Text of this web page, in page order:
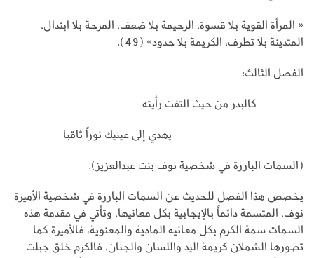
« المرأة القوية بلا قسوة، الرحيمة بلا ضعف، المرحة بلا ابتذال،
المتدينة بلا تطرف، الكريمة بلا حدود» (49).
الفصل الثالث:
كالبدر من حيث التفت رأيته
يهدي إلى عينيك نوراً ثاقبا
(السمات البارزة في شخصية نوف بنت عبدالعزيز).
يخصص هذا الفصل للحديث عن السمات البارزة في شخصية الأميرة
نوف، المتسمة دائماً بالإيجابية بكل معانيها، وتأتي في مقدمة هذه
السمات سمة الكرم بكل معانيه المادية والمعنوية، فالأميرة كما
تصورها الشملان كريمة اليد واللسان والجنان، فالكرم خلق جبلت